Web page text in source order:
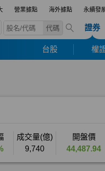
營業據點 海外據點 永續發
代碼 證券
台股 權